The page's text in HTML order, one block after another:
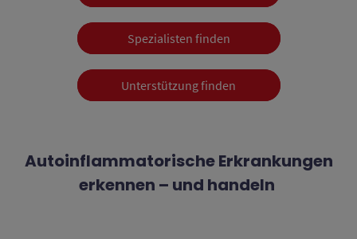
Spezialisten finden
Unterstützung finden
Autoinflammatorische Erkrankungen
erkennen – und handeln